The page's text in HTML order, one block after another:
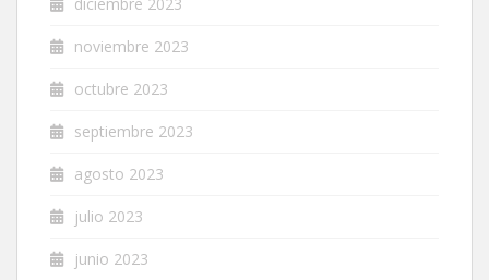
diciembre 2023
noviembre 2023
octubre 2023
septiembre 2023
agosto 2023
julio 2023
junio 2023